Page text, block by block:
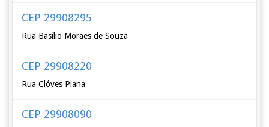
CEP 29908295
Rua Basílio Moraes de Souza
CEP 29908220
Rua Clóves Piana
CEP 29908090